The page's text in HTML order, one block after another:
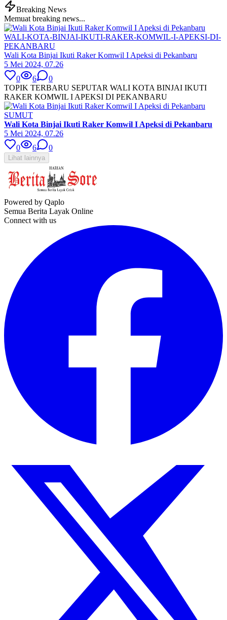
Breaking News
Memuat breaking news...
WALI-KOTA-BINJAI-IKUTI-RAKER-KOMWIL-I-APEKSI-DI-
PEKANBARU
Wali Kota Binjai Ikuti Raker Komwil I Apeksi di Pekanbaru
5 Mei 2024, 07.26
0
6
0
TOPIK TERBARU SEPUTAR WALI KOTA BINJAI IKUTI
RAKER KOMWIL I APEKSI DI PEKANBARU
SUMUT
Wali Kota Binjai Ikuti Raker Komwil I Apeksi di Pekanbaru
5 Mei 2024, 07.26
0
6 0
Lihat lainnya
Powered by Qaplo
Semua Berita Layak Online
Connect with us